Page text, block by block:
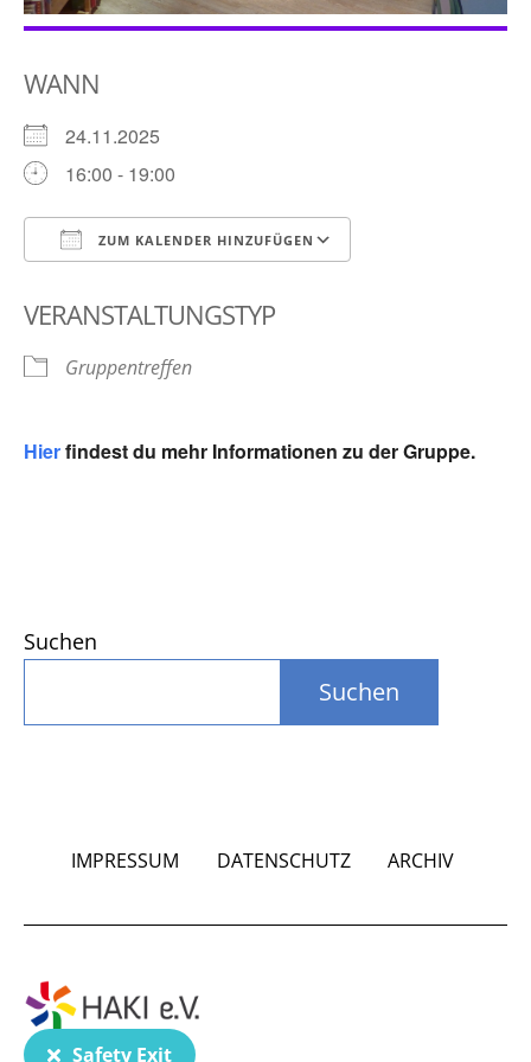
Safety Exit
WANN
24.11.2025
16:00 - 19:00
ZUM KALENDER HINZUFÜGEN
VERANSTALTUNGSTYP
Gruppentreffen
Hierfindest du mehr Informationen zu der Gruppe.
Suchen
Suchen
IMPRESSUM DATENSCHUTZ ARCHIV